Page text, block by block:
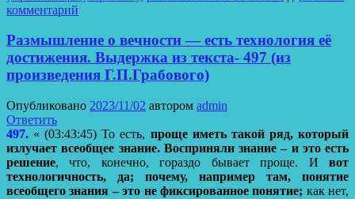
комментарий
Размышление о вечности — есть технология её
достижения. Выдержка из текста- 497 (из
произведения Г.П.Грабового)
Опубликовано 2023/11/02 автором admin
Ответить
497. « (03:43:45) То есть, проще иметь такой ряд, который
излучает всеобщее знание. Восприняли знание – и это есть
решение, что, конечно, гораздо бывает проще. И вот
технологичность, да; почему, например там, понятие
всеобщего знания – это не фиксированное понятие; как нет,